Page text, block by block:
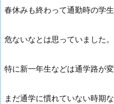
春休みも終わって通勤時の学
危ないなとは思っていました。
特に新一年生などは通学路が
まだ通学に慣れていない時期